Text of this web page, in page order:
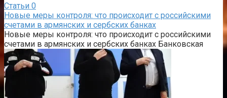
Статьи 0
Новые меры контроля: что происходит с российскими
счетами в армянских и сербских банках
Новые меры контроля: что происходит с российскими
счетами в армянских и сербских банках Банковская